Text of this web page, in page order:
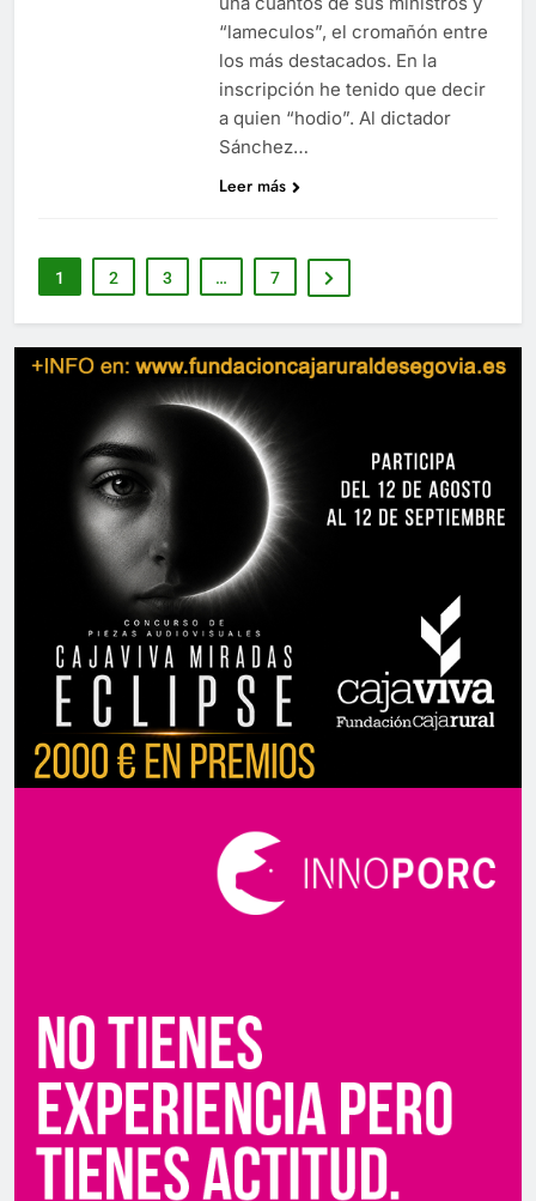
“lameculos”, el cromañón entre
los más destacados. En la
inscripción he tenido que decir
a quien “hodio”. Al dictador
Sánchez…
Leer más
1 2 3 … 7